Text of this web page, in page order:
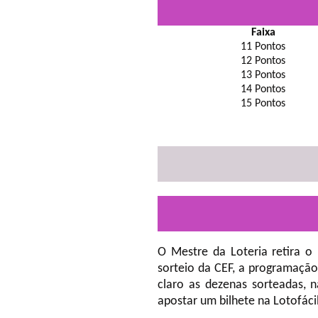
Faixa
11 Pontos
12 Pontos
13 Pontos
14 Pontos
15 Pontos
O Mestre da Loteria retira o
sorteio da CEF, a
claro as dezenas sorteadas,
apostar um bilhete na